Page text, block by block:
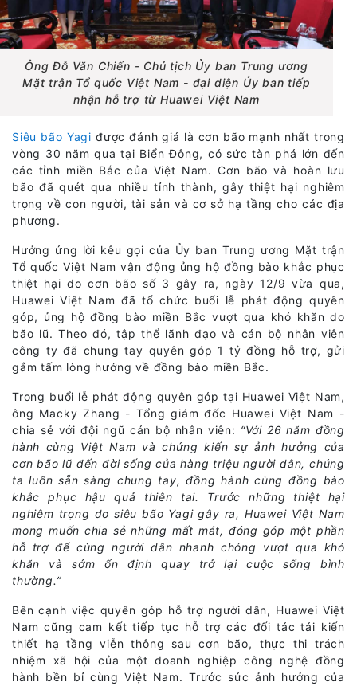
Ông Đỗ Văn Chiến - Chủ tịch Ủy ban Trung ương
Mặt trận Tổ quốc Việt Nam - đại diện Ủy ban tiếp
nhận hỗ trợ từ Huawei Việt Nam
Siêu bão Yagi được đánh giá là cơn bão mạnh nhất trong
vòng 30 năm qua tại Biển Đông, có sức tàn phá lớn đến
các tỉnh miền Bắc của Việt Nam. Cơn bão và hoàn lưu
bão đã quét qua nhiều tỉnh thành, gây thiệt hại nghiêm
trọng về con người, tài sản và cơ sở hạ tầng cho các địa
phương.
Hưởng ứng lời kêu gọi của Ủy ban Trung ương Mặt trận
Tổ quốc Việt Nam vận động ủng hộ đồng bào khắc phục
thiệt hại do cơn bão số 3 gây ra, ngày 12/9 vừa qua,
Huawei Việt Nam đã tổ chức buổi lễ phát động quyên
góp, ủng hộ đồng bào miền Bắc vượt qua khó khăn do
bão lũ. Theo đó, tập thể lãnh đạo và cán bộ nhân viên
công ty đã chung tay quyên góp 1 tỷ đồng hỗ trợ, gửi
gắm tấm lòng hướng về đồng bào miền Bắc.
Trong buổi lễ phát động quyên góp tại Huawei Việt Nam,
ông Macky Zhang - Tổng giám đốc Huawei Việt Nam -
chia sẻ với đội ngũ cán bộ nhân viên: “Với 26 năm đồng
hành cùng Việt Nam và chứng kiến sự ảnh hưởng của
cơn bão lũ đến đời sống của hàng triệu người dân, chúng
ta luôn sẵn sàng chung tay, đồng hành cùng đồng bào
khắc phục hậu quả thiên tai. Trước những thiệt hại
nghiêm trọng do siêu bão Yagi gây ra, Huawei Việt Nam
mong muốn chia sẻ những mất mát, đóng góp một phần
hỗ trợ để cùng người dân nhanh chóng vượt qua khó
khăn và sớm ổn định quay trở lại cuộc sống bình
thường.”
Bên cạnh việc quyên góp hỗ trợ người dân, Huawei Việt
Nam cũng cam kết tiếp tục hỗ trợ các đối tác tái kiến
thiết hạ tầng viễn thông sau cơn bão, thực thi trách
nhiệm xã hội của một doanh nghiệp công nghệ đồng
hành bền bỉ cùng Việt Nam. Trước sức ảnh hưởng của